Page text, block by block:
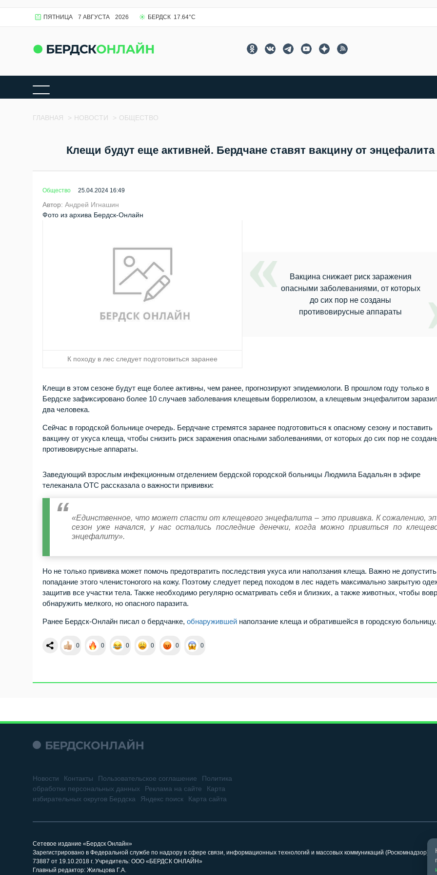
ПЯТНИЦА 7 АВГУСТА 2026 БЕРДСК 17.64°C
ГЛАВНАЯ > НОВОСТИ > ОБЩЕСТВО
Клещи будут еще активней. Бердчане ставят вакцину от энцефалита
Общество 25.04.2024 16:49
Автор:Андрей Игнашин
Фото из архива Бердск-Онлайн
К походу в лес следует подготовиться заранее
Вакцина снижает риск заражения
опасными заболеваниями, от которых
до сих пор не созданы
противовирусные аппараты
Клещи в этом сезоне будут еще более активны, чем ранее, прогнозируют эпидемиологи. В прошлом году только в
Бердске зафиксировано более 10 случаев заболевания клещевым боррелиозом, а клещевым энцефалитом
два человека.
Сейчас в городской больнице очередь. Бердчане стремятся заранее подготовиться к опасному сезону и поставить
вакцину от укуса клеща, чтобы снизить риск заражения опасными заболеваниями, от которых до сих пор не
противовирусные аппараты.
Заведующий взрослым инфекционным отделением бердской городской больницы Людмила Бадальян в эфире
телеканала ОТС рассказала о важности прививки:
«Единственное, что может спасти от клещевого энцефалита – это прививка. К сожалению,
сезон уже начался, у нас остались последние денечки, когда можно привиться по
энцефалиту».
Но не только прививка может помочь предотвратить последствия укуса или наползания клеща. Важно не
попадание этого членистоногого на кожу. Поэтому следует перед походом в лес надеть максимально закрытую
защитив все участки тела. Также необходимо регулярно осматривать себя и близких, а также животных, чтобы
обнаружить мелкого, но опасного паразита.
Ранее Бердск-Онлайн писал о бердчанке,обнаружившей наползание клеща и обратившейся в городскую больницу.
0 0 0 0 0 0
Новости Контакты Пользовательское соглашение
Политика
обработки персональных данных
Реклама на сайте
Карта
избирательных округов Бердска
Яндекс поиск Карта сайта
Сетевое издание «Бердск Онлайн»
Зарегистрировано в Федеральной службе по надзору в сфере связи, информационных технологий и массовых коммуникаций
73887 от 19.10.2018 г. Учредитель: ООО «БЕРДСК ОНЛАЙН»
Главный редактор: Жильцова Г.А.